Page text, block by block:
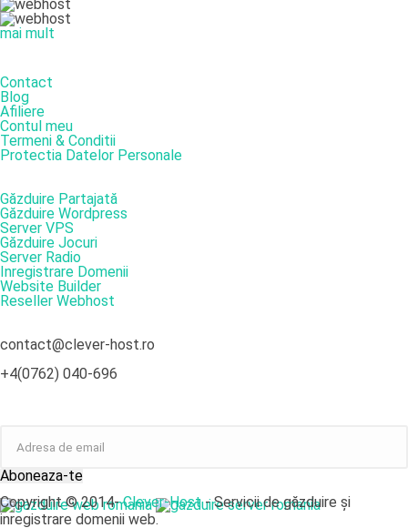
mai mult
Contact
Blog
Afiliere
Contul meu
Termeni & Conditii
Protectia Datelor Personale
Găzduire Partajată
Găzduire Wordpress
Server VPS
Găzduire Jocuri
Server Radio
Inregistrare Domenii
Website Builder
Reseller Webhost
contact@clever-host.ro
+4(0762) 040-696
Aboneaza-te
Copyright © 2014- Clever-Host- Servicii de găzduire și
inregistrare domenii web.